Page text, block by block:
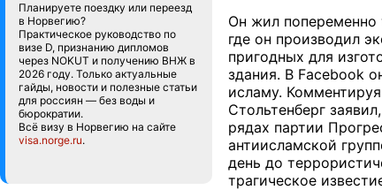
Планируете поездку или переезд
в Норвегию?
Практическое руководство по
визе D, признанию дипломов
через NOKUT и получению ВНЖ в
2026 году. Только актуальные
гайды, новости и полезные статьи
для россиян — без воды и
бюрократии.
Всё визу в Норвегию на сайте
visa.norge.ru.
Он жил попеременно
где он производил
пригодных для
здания. В Facebook
исламу.
Стольтенберг
рядах партии
антиисламской
день до
трагическое